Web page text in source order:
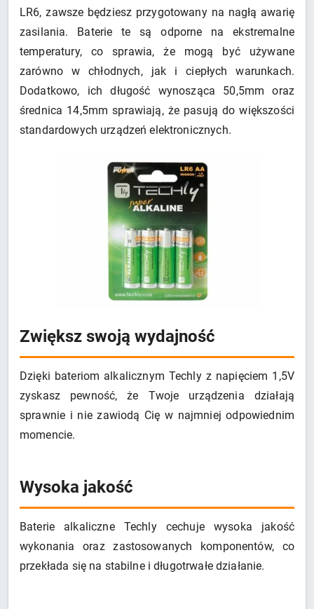
LR6, zawsze będziesz przygotowany na nagłą awarię
zasilania. Baterie te są odporne na ekstremalne
temperatury, co sprawia, że mogą być używane
zarówno w chłodnych, jak i ciepłych warunkach.
Dodatkowo, ich długość wynosząca 50,5mm oraz
średnica 14,5mm sprawiają, że pasują do większości
standardowych urządzeń elektronicznych.
Zwiększ swoją wydajność
Dzięki bateriom alkalicznym Techly z napięciem 1,5V
zyskasz pewność, że Twoje urządzenia działają
sprawnie i nie zawiodą Cię w najmniej odpowiednim
momencie.
Wysoka jakość
Baterie alkaliczne Techly cechuje wysoka jakość
wykonania oraz zastosowanych komponentów, co
przekłada się na stabilne i długotrwałe działanie.